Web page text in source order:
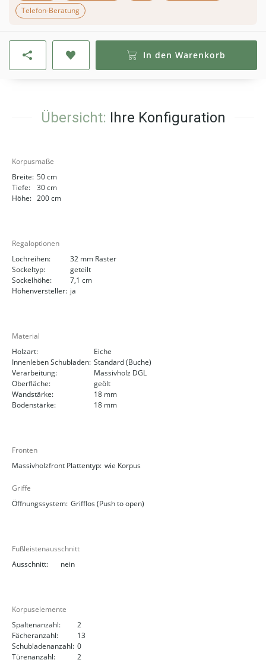
Telefon-Beratung
In den Warenkorb
Übersicht: Ihre Konfiguration
Korpusmaße
Breite: 50 cm
Tiefe:
30 cm
Höhe: 200 cm
Regaloptionen
Lochreihen:
32 mm Raster
Sockeltyp:
geteilt
Sockelhöhe:
7,1 cm
Höhenversteller: ja
Material
Holzart:
Eiche
Innenleben Schubladen: Standard (Buche)
Verarbeitung:
Massivholz DGL
Oberfläche:
geölt
Wandstärke:
18 mm
Bodenstärke:
18 mm
Fronten
Massivholzfront Plattentyp: wie Korpus
Griffe
Öffnungssystem: Grifflos (Push to open)
Fußleistenausschnitt
Ausschnitt:
nein
Korpuselemente
Spaltenanzahl:
2
Fächeranzahl:
13
Schubladenanzahl: 0
Türenanzahl:
2